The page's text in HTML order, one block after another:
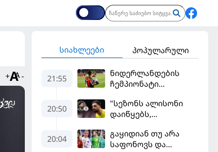
+ -
სიახლეები პოპულარული
21:55
ნიდერლანდების
ჩემპიონატი
გაიხსნა - ის მატჩის
MVP გახდა
20:50
"სეზონს ალისონი
დაიწყებს,
შანსის
გამოსაყენებლად
20:04
გაყიდიან თუ არა
საფონოვს და